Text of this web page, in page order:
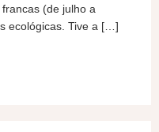
(de julho a
ecológicas. Tive a […]